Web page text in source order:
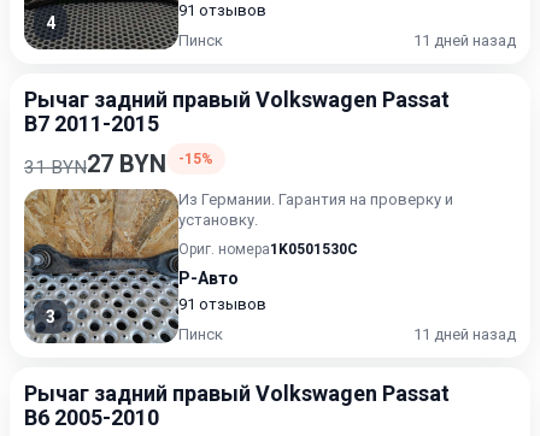
4
91 отзывов
Пинск
11 дней назад
Рычаг задний правый Volkswagen Passat
B7 2011-2015
31 BYN27 BYN -15%
3
Из Германии. Гарантия на проверку и
установку.
Ориг. номера1K0501530C
Р-Авто
91 отзывов
Пинск
11 дней назад
Рычаг задний правый Volkswagen Passat
B6 2005-2010